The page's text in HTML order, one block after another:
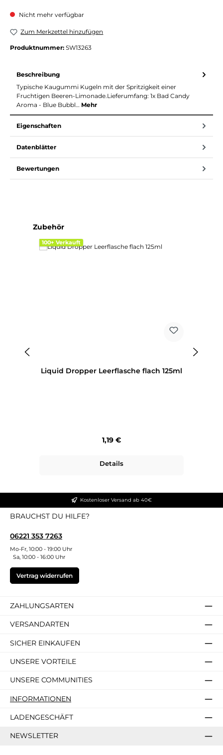
Nicht mehr verfügbar
Zum Merkzettel hinzufügen
Produktnummer: SW13263
Beschreibung
Typische Kaugummi Kugeln mit der Spritzigkeit einer
Fruchtigen Beeren-Limonade.Lieferumfang: 1x Bad Candy
Aroma - Blue Bubbl… Mehr
Eigenschaften
Datenblätter
Bewertungen
Produktgalerie überspringen
Zubehör
100+ Verkauft
Liquid Dropper Leerflasche flach 125ml
Regulärer Preis:
1,19 €
Details
Kostenloser Versand ab 40€
BRAUCHST DU HILFE?
06221 353 7263
Mo-Fr, 10:00 - 19:00 Uhr
Sa, 10:00 - 16:00 Uhr
Vertrag widerrufen
ZAHLUNGSARTEN
VERSANDARTEN
SICHER EINKAUFEN
UNSERE VORTEILE
UNSERE COMMUNITIES
INFORMATIONEN
LADENGESCHÄFT
NEWSLETTER